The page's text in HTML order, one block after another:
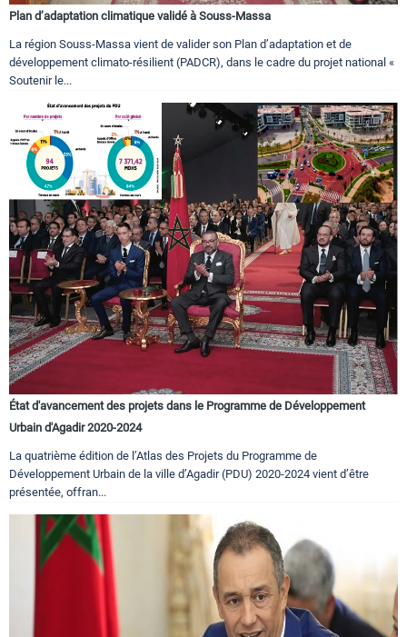
Plan d’adaptation climatique validé à Souss-Massa
La région Souss-Massa vient de valider son Plan d’adaptation et de
développement climato-résilient (PADCR), dans le cadre du projet national «
Soutenir le...
État d'avancement des projets dans le Programme de Développement
Urbain d'Agadir 2020-2024
La quatrième édition de l’Atlas des Projets du Programme de
Développement Urbain de la ville d’Agadir (PDU) 2020-2024 vient d’être
présentée, offran...